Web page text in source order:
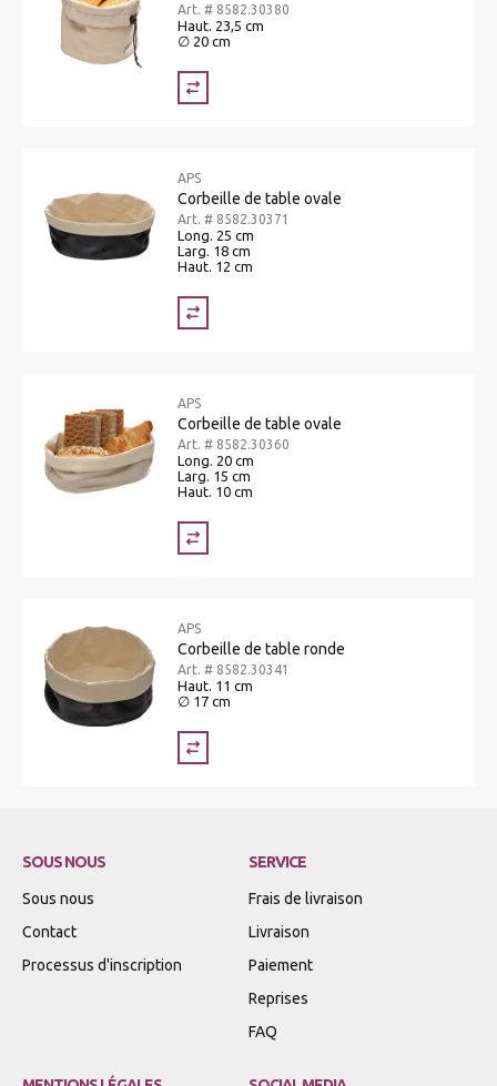
Art. # 8582.30380
Haut. 23,5 cm
∅ 20 cm
APS
Corbeille de table ovale
Art. # 8582.30371
Long. 25 cm
Larg. 18 cm
Haut. 12 cm
APS
Corbeille de table ovale
Art. # 8582.30360
Long. 20 cm
Larg. 15 cm
Haut. 10 cm
APS
Corbeille de table ronde
Art. # 8582.30341
Haut. 11 cm
∅ 17 cm
SOUS NOUS
Sous nous
Contact
Processus d'inscription
SERVICE
Frais de livraison
Livraison
Paiement
Reprises
FAQ